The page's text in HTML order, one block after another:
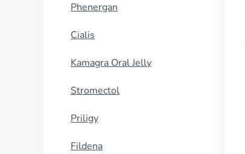
Phenergan
Cialis
Kamagra Oral Jelly
Stromectol
Priligy
Fildena